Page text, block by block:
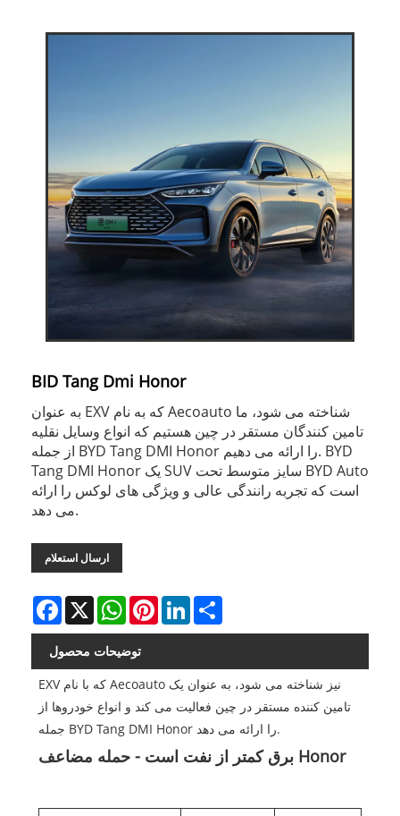
BID Tang Dmi Honor
به عنوان EXV که به نام Aecoauto شناخته می شود، ما
تامین کنندگان مستقر در چین هستیم که انواع وسایل نقلیه
از جمله BYD Tang DMI Honor را ارائه می دهیم. BYD
Tang DMI Honor یک SUV سایز متوسط ​​تحت BYD Auto
است که تجربه رانندگی عالی و ویژگی های لوکس را ارائه
می دهد.
ارسال استعلام
Facebook
X WhatsAppPinterestLinkedIn
توضیحات محصول
EXV که با نام Aecoauto نیز شناخته می شود، به عنوان یک
تامین کننده مستقر در چین فعالیت می کند و انواع خودروها از
جمله BYD Tang DMI Honor را ارائه می دهد.
برق کمتر از نفت است - حمله مضاعف Honor